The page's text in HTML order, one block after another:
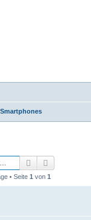
Suche
• Seite 1 von 1